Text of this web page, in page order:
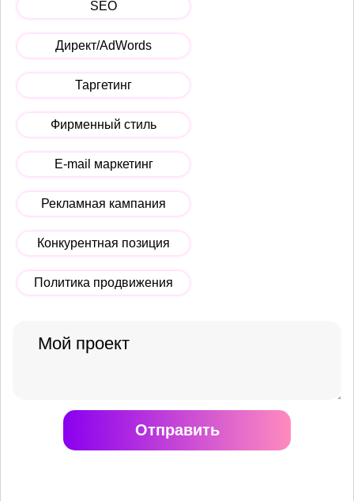
SEO
Директ/AdWords
Таргетинг
Фирменный стиль
E-mail маркетинг
Рекламная кампания
Конкурентная позиция
Политика продвижения
Отправить